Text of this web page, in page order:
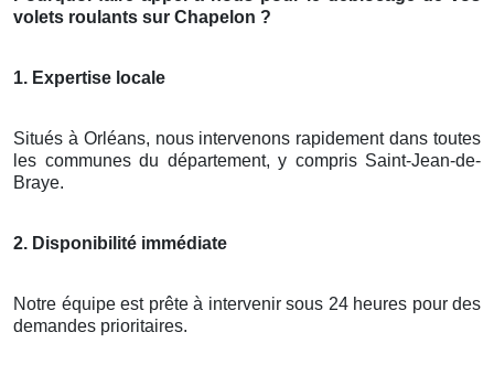
volets roulants sur Chapelon ?
1. Expertise locale
Situés à Orléans, nous intervenons rapidement dans toutes
les communes du département, y compris Saint-Jean-de-
Braye.
2. Disponibilité immédiate
Notre équipe est prête à intervenir sous 24 heures pour des
demandes prioritaires.